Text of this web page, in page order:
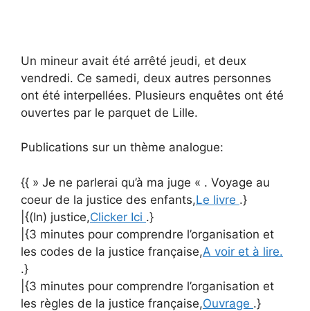
Un mineur avait été arrêté jeudi, et deux
vendredi. Ce samedi, deux autres personnes
ont été interpellées. Plusieurs enquêtes ont été
ouvertes par le parquet de Lille.
Publications sur un thème analogue:
{{ » Je ne parlerai qu’à ma juge « . Voyage au
coeur de la justice des enfants,Le livre .}
|{(In) justice,Clicker Ici .}
|{3 minutes pour comprendre l’organisation et
les codes de la justice française,A voir et à lire.
.}
|{3 minutes pour comprendre l’organisation et
les règles de la justice française,Ouvrage .}